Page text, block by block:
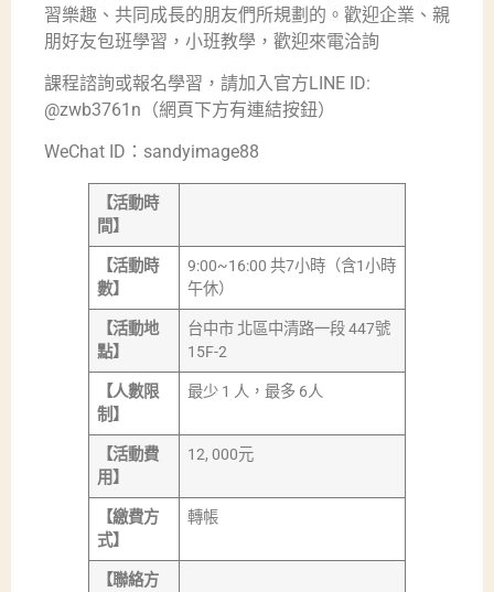
習樂趣、共同成長的朋友們所規劃的。歡迎企業、親
朋好友包班學習，小班教學，歡迎來電洽詢
課程諮詢或報名學習，請加入官方LINE ID:
@zwb3761n（網頁下方有連結按鈕）
WeChat ID：sandyimage88
【活動時
間】
【活動時
數】
9:00~16:00 共7小時（含1小時
午休）
【活動地
點】
台中市 北區中清路一段 447號
15F-2
【人數限
制】
最少 1 人，最多 6人
【活動費
用】
12, 000元
【繳費方
式】
轉帳
【聯絡方